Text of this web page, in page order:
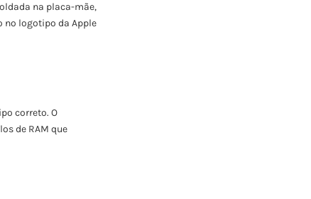
na placa-mãe,
no logotipo da Apple
correto. O
de RAM que